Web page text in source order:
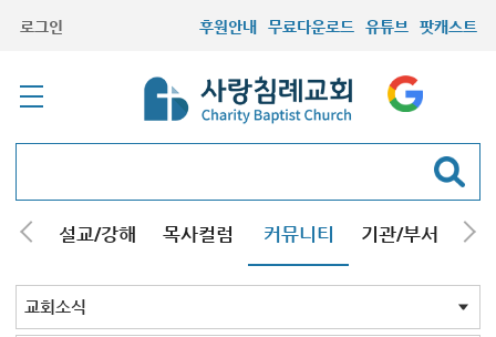
로그인 후원안내 무료다운로드 유튜브 팟캐스트
내 설교/강해 목사컬럼 커뮤니티 기관/부서 선
최근등록자료
자유게시판
교회소식